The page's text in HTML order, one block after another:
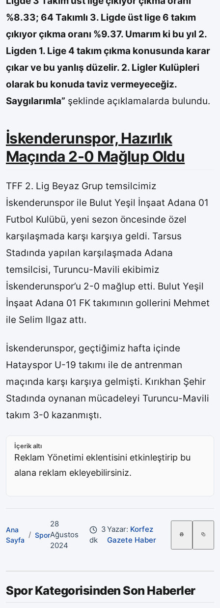
%8.33; 64 Takımlı 3. Ligde üst lige 6 takım
çıkıyor çıkma oranı %9.37. Umarım ki bu yıl 2.
Ligden 1. Lige 4 takım çıkma konusunda karar
çıkar ve bu yanlış düzelir. 2. Ligler Kulüpleri
olarak bu konuda taviz vermeyeceğiz.
Saygılarımla” şeklinde açıklamalarda bulundu.
İskenderunspor, Hazırlık
Maçında 2-0 Mağlup Oldu
TFF 2. Lig Beyaz Grup temsilcimiz
İskenderunspor ile Bulut Yeşil İnşaat Adana 01
Futbol Kulübü, yeni sezon öncesinde özel
karşılaşmada karşı karşıya geldi. Tarsus
Stadında yapılan karşılaşmada Adana
temsilcisi, Turuncu-Mavili ekibimiz
İskenderunspor’u 2-0 mağlup etti. Bulut Yeşil
İnşaat Adana 01 FK takımının gollerini Mehmet
ile Selim Ilgaz attı.
İskenderunspor, geçtiğimiz hafta içinde
Hatayspor U-19 takımı ile de antrenman
maçında karşı karşıya gelmişti. Kırıkhan Şehir
Stadında oynanan mücadeleyi Turuncu-Mavili
takım 3-0 kazanmıştı.
İçerik altı
Reklam Yönetimi eklentisini etkinleştirip bu
alana reklam ekleyebilirsiniz.
Ana
Sayfa
/ Spor
28
Ağustos
2024
3
dk
Yazar: Korfez
Gazete Haber
Spor Kategorisinden Son Haberler